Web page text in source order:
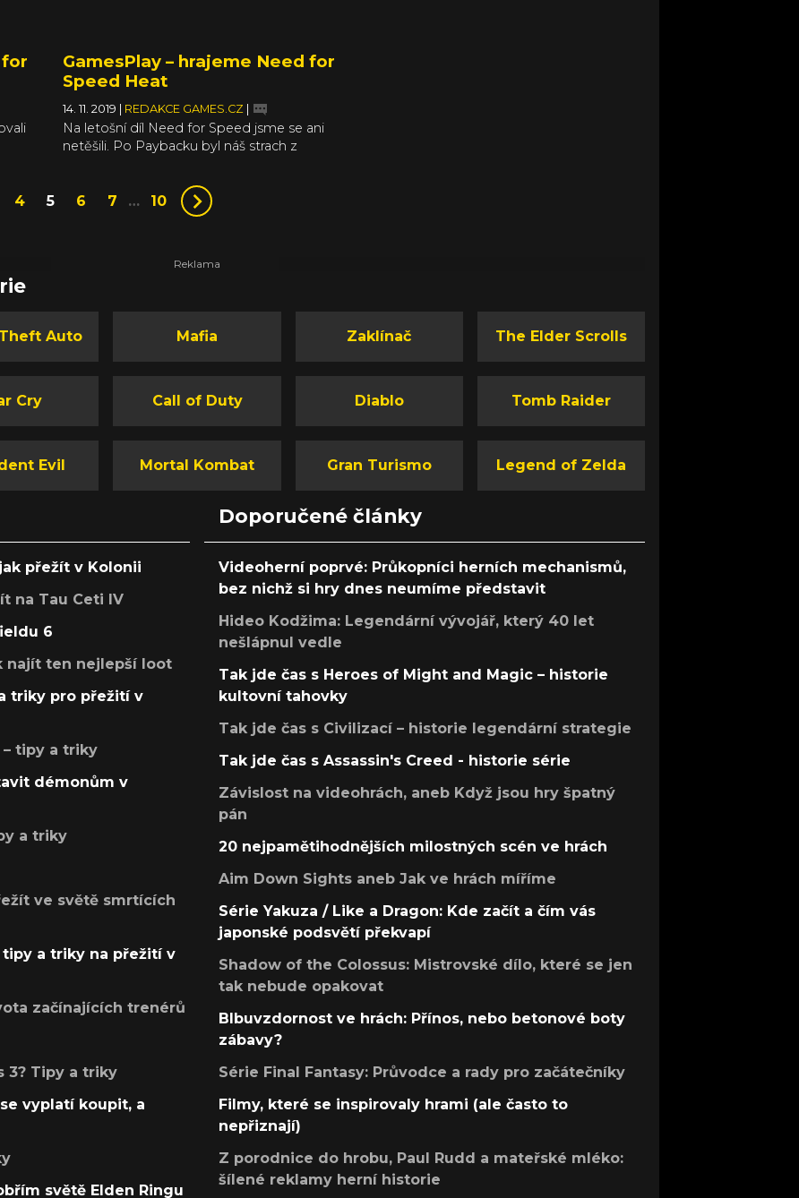
for
EA
jak
GamesPlay – hrajeme Need for
Speed Heat
14. 11. 2019 REDAKCE GAMES.CZ
Na letošní díl Need for Speed jsme se ani
netěšili. Po Paybacku byl náš strach z
obavy se nakonec ukázaly jako mylné. Po
mikrotransakcích se slehla zem, auto už
nevylepšujete náhodnými díly. Světe div se, EA
4 5 6 7 … 10
Auto Mafia Zaklínač The Elder Scrolls
Cry Call of Duty Diablo Tomb Raider
Evil Mortal Kombat Gran Turismo Legend of Zelda
přežít v Kolonii
na Tau Ceti IV
6
najít ten nejlepší loot
triky pro přežití v
– tipy a triky
démonům v
a triky
ve světě smrtících
tipy a triky na přežití v
začínajících trenérů
3? Tipy a triky
vyplatí koupit, a
světě Elden Ringu
Doporučené články
Videoherní poprvé: Průkopníci herních mechanismů,
bez nichž si hry dnes neumíme představit
Hideo Kodžima: Legendární vývojář, který 40 let
nešlápnul vedle
Tak jde čas s Heroes of Might and Magic – historie
kultovní tahovky
Tak jde čas s Civilizací – historie legendární strategie
Tak jde čas s Assassin's Creed - historie série
Závislost na videohrách, aneb Když jsou hry špatný
pán
20 nejpamětihodnějších milostných scén ve hrách
Aim Down Sights aneb Jak ve hrách míříme
Série Yakuza / Like a Dragon: Kde začít a čím vás
japonské podsvětí překvapí
Shadow of the Colossus: Mistrovské dílo, které se jen
tak nebude opakovat
Blbuvzdornost ve hrách: Přínos, nebo betonové boty
zábavy?
Série Final Fantasy: Průvodce a rady pro začátečníky
Filmy, které se inspirovaly hrami (ale často to
nepřiznají)
Z porodnice do hrobu, Paul Rudd a mateřské mléko:
šílené reklamy herní historie